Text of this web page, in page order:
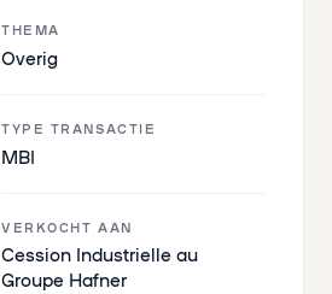
THEMA
Overig
TYPE TRANSACTIE
MBI
VERKOCHT AAN
Cession Industrielle au
Groupe Hafner